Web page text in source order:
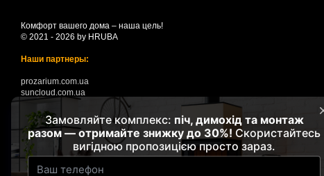
Комфорт вашего дома – наша цель!
© 2021 - 2026 by HRUBA
Наши партнеры:
prozarium.com.ua
suncloud.com.ua
Мобильная версия